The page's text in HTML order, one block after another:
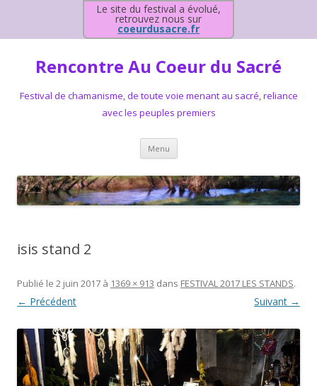
Le site du festival a évolué,
retrouvez nous sur
coeurdusacre.fr
Rencontre Au Coeur du Sacré
Festival de chamanisme, de toute voie menant au sacré, reliance
avec les peuples premiers
Menu Aller au contenu principal
isis stand 2
Publié le 2 juin 2017 à 1369 × 913 dans FESTIVAL 2017 LES STANDS.
← Précédent Suivant →